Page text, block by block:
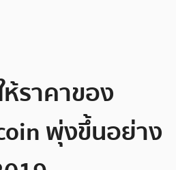
ราคาของ
พุ่งขึ้นอย่าง